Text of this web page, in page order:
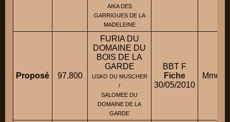
AIKA DES
GARRIGUES DE LA
MADELEINE
Proposé 97.800
FURIA DU
DOMAINE DU
BOIS DE LA
GARDE
USKO DU MUSCHER
/
SALOMEE DU
DOMAINE DE LA
GARDE
BBT F
Fiche
30/05/2010
Mme